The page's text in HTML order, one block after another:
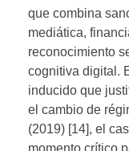
que combina
mediática,
reconocimiento
cognitiva digital.
inducido que
el cambio de
(2019) [14], el
momento crítico